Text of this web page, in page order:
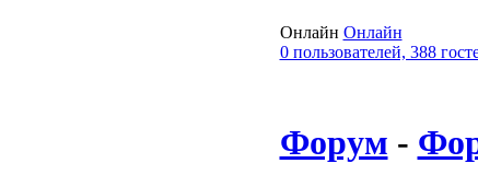
Онлайн Онлайн
0 пользователей, 388
Форум -